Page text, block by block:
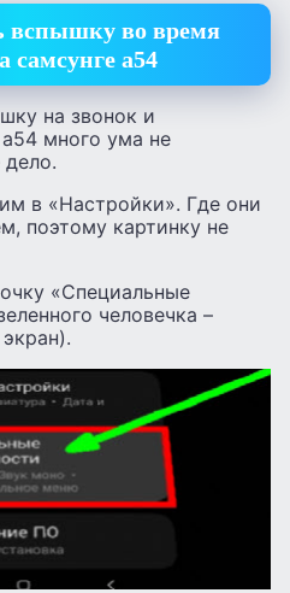
вспышку во время
самсунге а54
на звонок и
много ума не
дело.
в «Настройки». Где они
поэтому картинку не
«Специальные
человечка –